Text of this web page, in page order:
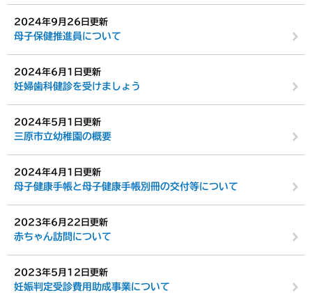
2024年9月26日更新
母子保健推進員について
2024年6月1日更新
妊婦歯科健診を受けましょう
2024年5月1日更新
三原市立幼稚園の概要
2024年4月1日更新
母子健康手帳と母子健康手帳別冊の交付等について
2023年6月22日更新
赤ちゃん訪問について
2023年5月12日更新
妊娠判定受診費用助成事業について